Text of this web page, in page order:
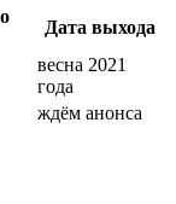
Дата выхода
весна 2021
года
ждём анонса